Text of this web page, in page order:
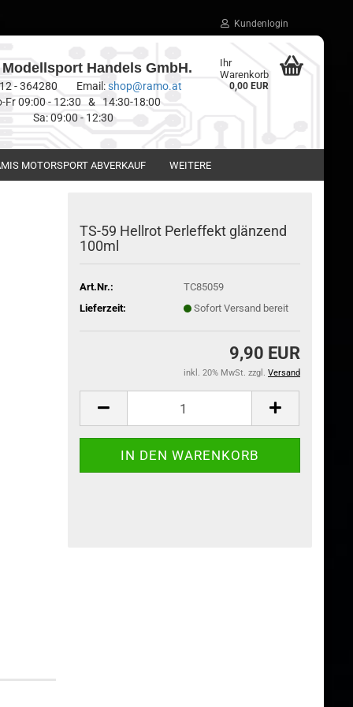
Kundenlogin
Modellsport Handels GmbH.
- 364280 Email:shop@ramo.at
Fr 09:00 - 12:30 & 14:30-18:00
Sa: 09:00 - 12:30
Ihr
Warenkorb
0,00 EUR
MOTORSPORT ABVERKAUF WEITERE
TS-59 Hellrot Perleffekt glänzend
100ml
Art.Nr.:
TC85059
Lieferzeit:
Sofort Versand bereit
9,90 EUR
inkl. 20% MwSt. zzgl. Versand